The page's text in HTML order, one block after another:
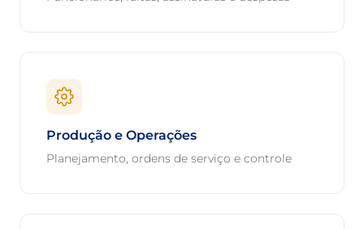
Produção e Operações
Planejamento, ordens de serviço e controle